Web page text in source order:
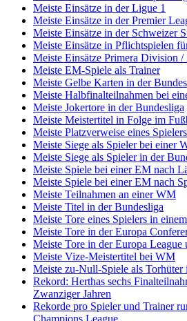
Meiste Einsätze in der Ligue 1
Meiste Einsätze in der Premier
Meiste Einsätze in der Schweizer
Meiste Einsätze in Pflichtspielen
Meiste Einsätze Primera Division
Meiste EM-Spiele als Trainer
Meiste Gelbe Karten in der
Meiste Halbfinalteilnahmen bei
Meiste Jokertore in der Bundesliga
Meiste Meistertitel in Folge im
Meiste Platzverweise eines
Meiste Siege als Spieler bei einer
Meiste Siege als Spieler in der
Meiste Spiele bei einer EM nach
Meiste Spiele bei einer EM nach
Meiste Teilnahmen an einer WM
Meiste Titel in der Bundesliga
Meiste Tore eines Spielers in
Meiste Tore in der Europa
Meiste Tore in der Europa
Meiste Vize-Meistertitel bei WM
Meiste zu-Null-Spiele als Torhüter
Rekord: Herthas sechs
Zwanziger Jahren
Rekorde pro Spieler und Trainer
Champions League